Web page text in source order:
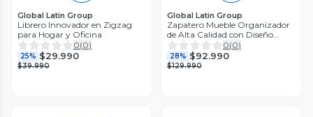
Global Latin Group
Librero Innovador en Zigzag
para Hogar y Oficina
0(0)
25% $29.990
$39.990
Global Latin Group
Zapatero Mueble Organizador
de Alta Calidad con Diseño
Sofisticado
0(0)
28% $92.990
$129.990